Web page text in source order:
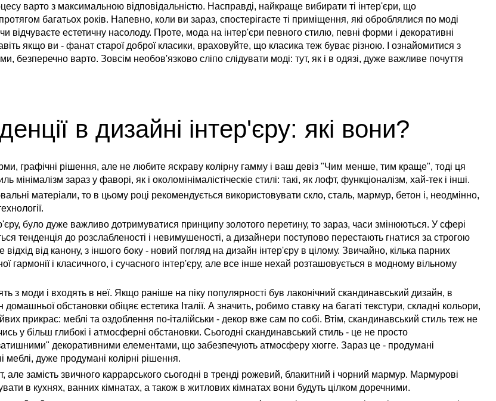
варто з максимальною відповідальністю. Насправді, найкраще вибирати ті інтер'єри, що
багатьох років. Напевно, коли ви зараз, спостерігаєте ті приміщення, які оброблялися по моді
відчуваєте естетичну насолоду. Проте, мода на інтер'єри певного стилю, певні форми і декоративні
якщо ви - фанат старої доброї класики, враховуйте, що класика теж буває різною. І ознайомитися з
безперечно варто. Зовсім необов'язково сліпо слідувати моді: тут, як і в одязі, дуже важливе почуття
в дизайні інтер'єру: які вони?
графічні рішення, але не любите яскраву колірну гамму і ваш девіз "Чим менше, тим краще", тоді ця
мінімалізм зараз у фаворі, як і околомінімалістіческіе стилі: такі, як лофт, функціоналізм, хай-тек і інші.
матеріали, то в цьому році рекомендується використовувати скло, сталь, мармур, бетон і, неодмінно,
було дуже важливо дотримуватися принципу золотого перетину, то зараз, часи змінюються. У сфері
тенденція до розслабленості і невимушеності, а дизайнери поступово перестають гнатися за строгою
від канону, з іншого боку - новий погляд на дизайн інтер'єру в цілому. Звичайно, кілька парних
гармонії і класичного, і сучасного інтер'єру, але все інше нехай розташовується в модному вільному
з моди і входять в неї. Якщо раніше на піку популярності був лаконічний скандинавський дизайн, в
обстановки обіцяє естетика Італії. А значить, робимо ставку на багаті текстури, складні кольори,
прикрас: меблі та оздоблення по-італійськи - декор вже сам по собі. Втім, скандинавський стиль теж не
у більш глибокі і атмосферні обстановки. Сьогодні скандинавський стиль - це не просто
декоративними елементами, що забезпечують атмосферу хюгге. Зараз це - продумані
меблі, дуже продумані колірні рішення.
але замість звичного каррарського сьогодні в тренді рожевий, блакитний і чорний мармур. Мармурові
в кухнях, ванних кімнатах, а також в житлових кімнатах вони будуть цілком доречними.